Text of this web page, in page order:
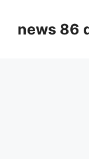
contentnews 86